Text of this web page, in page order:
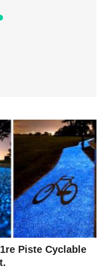
Piste Cyclable